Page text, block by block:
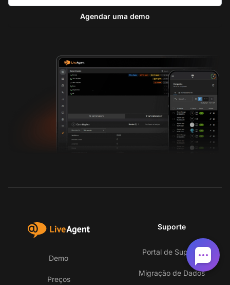
Agendar uma demo
Demo
Preços
Suporte
Portal de Suporte
Migração de Dados